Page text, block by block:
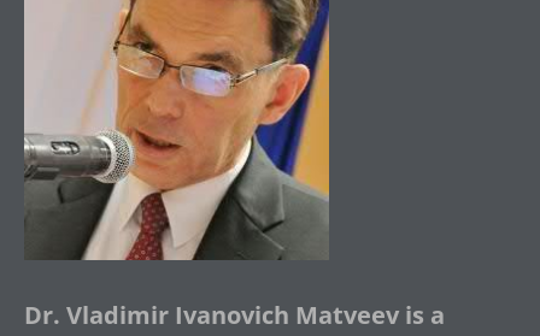
Dr. Vladimir Ivanovich Matveev is a